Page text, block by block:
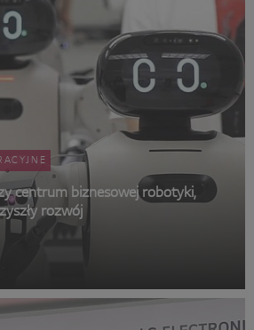
centrum biznesowej robotyki,
rozwój